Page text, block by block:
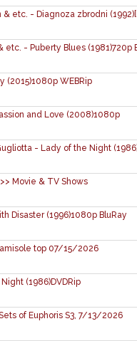
etc. - Diagnoza zbrodni
etc. - Puberty Blues (1981)720p
(2015)1080p WEBRip
and Love (2008)1080p
- Lady of the Night
Movie & TV Shows
Disaster (1996)1080p BluRay
top 07/15/2026
(1986)DVDRip
of Euphoris S3, 7/13/2026